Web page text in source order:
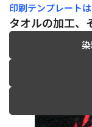
印刷テンプレート
タオルの加工、